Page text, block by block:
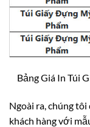
Bảng Giá In Túi
Ngoài ra, chúng
khách hàng với